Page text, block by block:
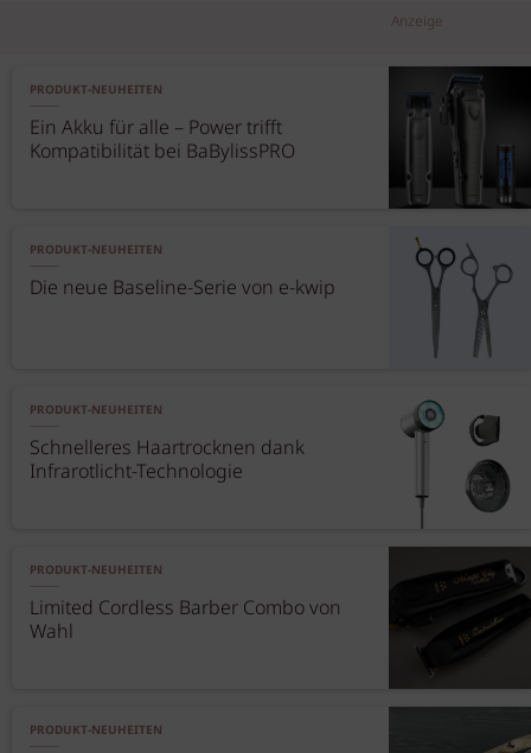
Anzeige
PRODUKT-NEUHEITEN
Ein Akku für alle – Power trifft
Kompatibilität bei BaBylissPRO
PRODUKT-NEUHEITEN
Die neue Baseline-Serie von e-kwip
PRODUKT-NEUHEITEN
Schnelleres Haartrocknen dank
Infrarotlicht-Technologie
PRODUKT-NEUHEITEN
Limited Cordless Barber Combo von
Wahl
PRODUKT-NEUHEITEN